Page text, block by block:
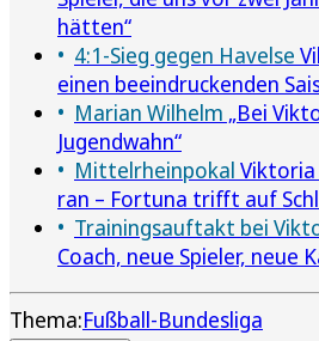
hätten“
4:1-Sieg gegen Havelse
einen beeindruckenden
Marian Wilhelm „Bei
Jugendwahn“
Mittelrheinpokal Viktoria
ran – Fortuna trifft auf
Trainingsauftakt bei
Coach, neue Spieler, neue
Thema:Fußball-Bundesliga